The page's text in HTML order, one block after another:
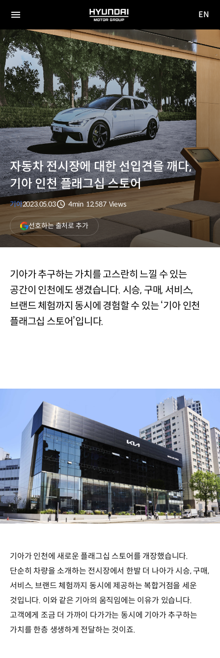
전체
메뉴
HYUNDAI
MOTOR
GROUP
이동
EN
자동차 전시장에 대한 선입견을 깨다,
기아 인천 플래그십 스토어
기아2023.05.03
4min 12,587 Views
선호하는 출처로 추가(새
창
열림)
기아가 추구하는 가치를 고스란히 느낄 수 있는
공간이 인천에도 생겼습니다. 시승, 구매, 서비스,
브랜드 체험까지 동시에 경험할 수 있는 ‘기아 인천
플래그십 스토어’입니다.
기아가 인천에 새로운 플래그십 스토어를 개장했습니다.
단순히 차량을 소개하는 전시장에서 한발 더 나아가 시승, 구매,
서비스, 브랜드 체험까지 동시에 제공하는 복합거점을 세운
것입니다. 이와 같은 기아의 움직임에는 이유가 있습니다.
고객에게 조금 더 가까이 다가가는 동시에 기아가 추구하는
가치를 한층 생생하게 전달하는 것이죠.